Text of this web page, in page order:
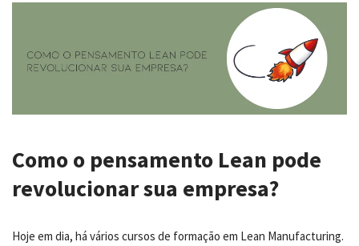
Como o pensamento Lean pode
revolucionar sua empresa?
Hoje em dia, há vários cursos de formação em Lean Manufacturing.